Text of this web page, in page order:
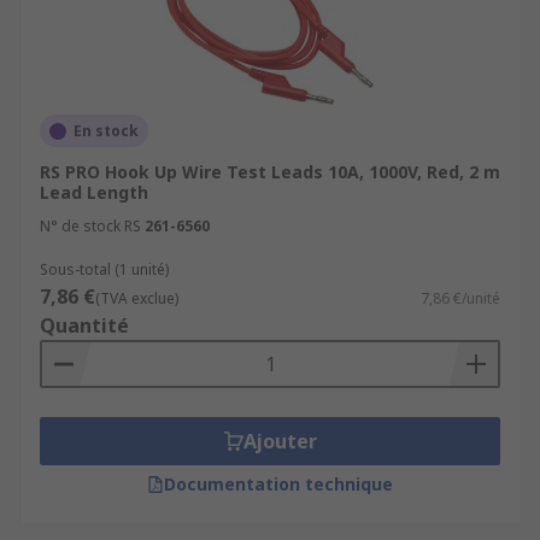
En stock
RS PRO Hook Up Wire Test Leads 10A, 1000V, Red, 2 m
Lead Length
N° de stock RS 261-6560
Sous-total (1 unité)
7,86 €(TVA exclue) 7,86 €/unité
Quantité
Ajouter
Documentation technique